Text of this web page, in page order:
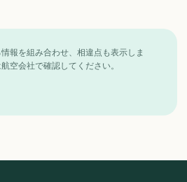
報を組み合わせ、相違点も表示しま
空会社で確認してください。